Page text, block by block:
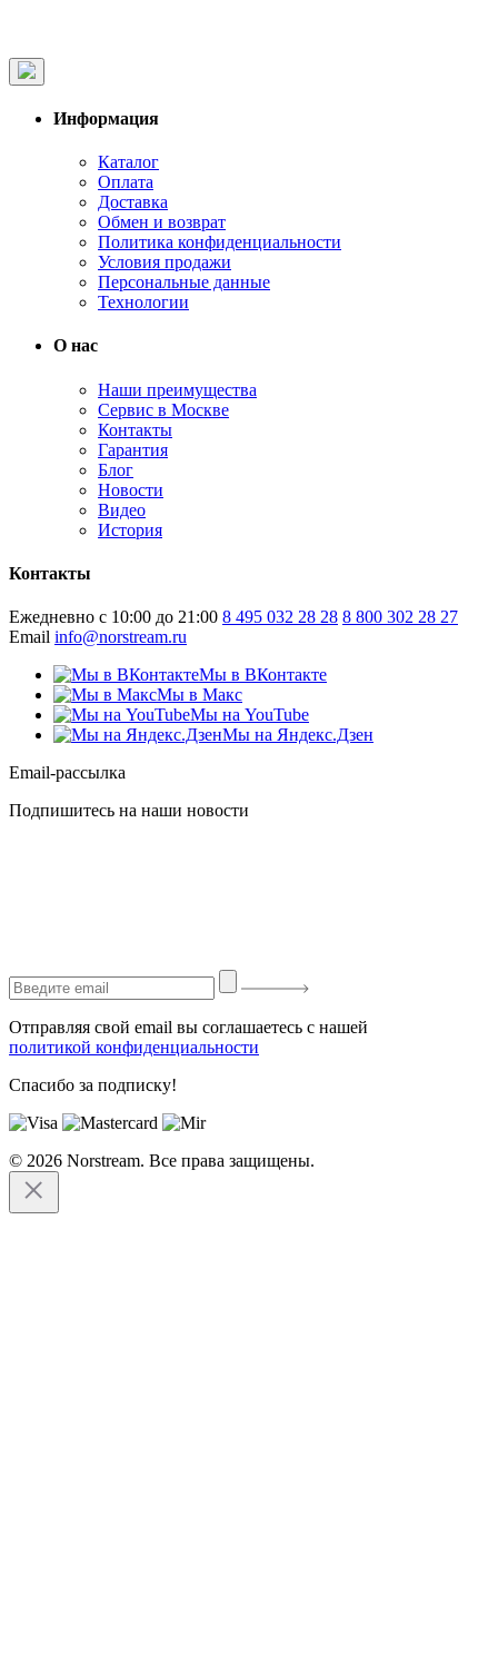
Информация
Каталог
Оплата
Доставка
Обмен и возврат
Политика конфиденциальности
Условия продажи
Персональные данные
Технологии
О нас
Наши преимущества
Сервис в Москве
Контакты
Гарантия
Блог
Новости
Видео
История
Контакты
Ежедневно с 10:00 до 21:00 8 495 032 28 28 8 800 302 28 27
Email info@norstream.ru
Мы в ВКонтакте
Мы в Макс
Мы на YouTube
Мы на Яндекс.Дзен
Email-рассылка
Подпишитесь на наши новости
Отправляя свой email вы соглашаетесь с нашей
политикой конфиденциальности
Спасибо за подписку!
© 2026 Norstream. Все права защищены.